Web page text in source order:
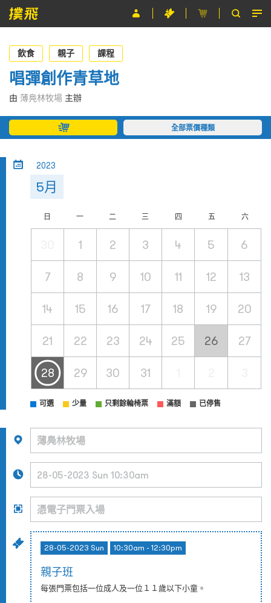
節目
主辦單位
關於撲飛
條款及細則
飲食 親子 課程
唱彈創作青草地
由 薄鳧林牧場 主辦
全部票價種類
2023
5月
日 一 二 三 四 五 六
1 2 3 4 5 6
7 8 9 10 11 12 13
14 15 16 17 18 19 20
21 22 23 24 25 26 27
28 29 30 31
可選 少量 只剩餘輪椅票 滿額 已停售
28-05-2023 Sun 10:30am - 12:30pm
親子班
每張門票包括一位成人及一位１１歲以下小童。